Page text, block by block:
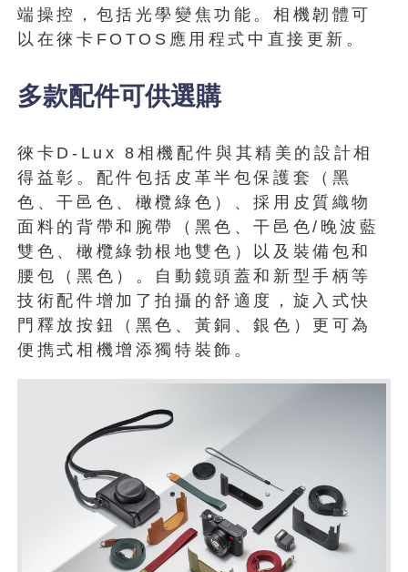
端操控，包括光學變焦功能。相機韌體可
以在徠卡FOTOS應用程式中直接更新。
多款配件可供選購
徠卡D-Lux 8相機配件與其精美的設計相
得益彰。配件包括皮革半包保護套（黑
色、干邑色、橄欖綠色）、採用皮質織物
面料的背帶和腕帶（黑色、干邑色/晚波藍
雙色、橄欖綠勃根地雙色）以及裝備包和
腰包（黑色）。自動鏡頭蓋和新型手柄等
技術配件增加了拍攝的舒適度，旋入式快
門釋放按鈕（黑色、黃銅、銀色）更可為
便擕式相機增添獨特裝飾。